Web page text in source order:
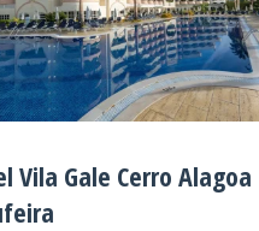
Vila Gale Cerro Alagoa